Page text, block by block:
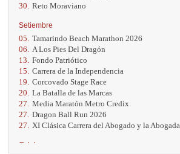
30. Reto Moraviano
Setiembre
05. Tamarindo Beach Marathon 2026
06.
A Los Pies Del Dragón
13. Fondo Patriótico
15. Carrera de la Independencia
19. Corcovado Stage Race
20. La Batalla de las Marcas
27. Media Maratón Metro Credix
27. Dragon Ball Run 2026
27.
XI Clásica Carrera del Abogado y la Abogada
Octubre